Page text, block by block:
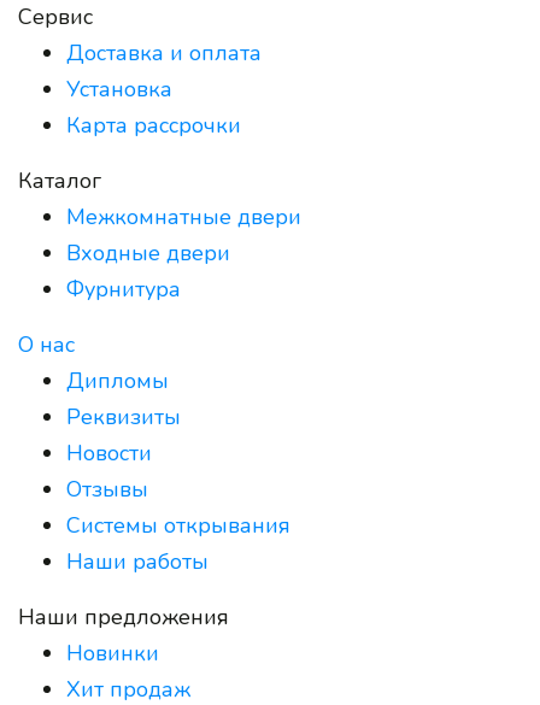
Сервис
Доставка и оплата
Установка
Карта рассрочки
Каталог
Межкомнатные двери
Входные двери
Фурнитура
О нас
Дипломы
Реквизиты
Новости
Отзывы
Системы открывания
Наши работы
Наши предложения
Новинки
Хит продаж